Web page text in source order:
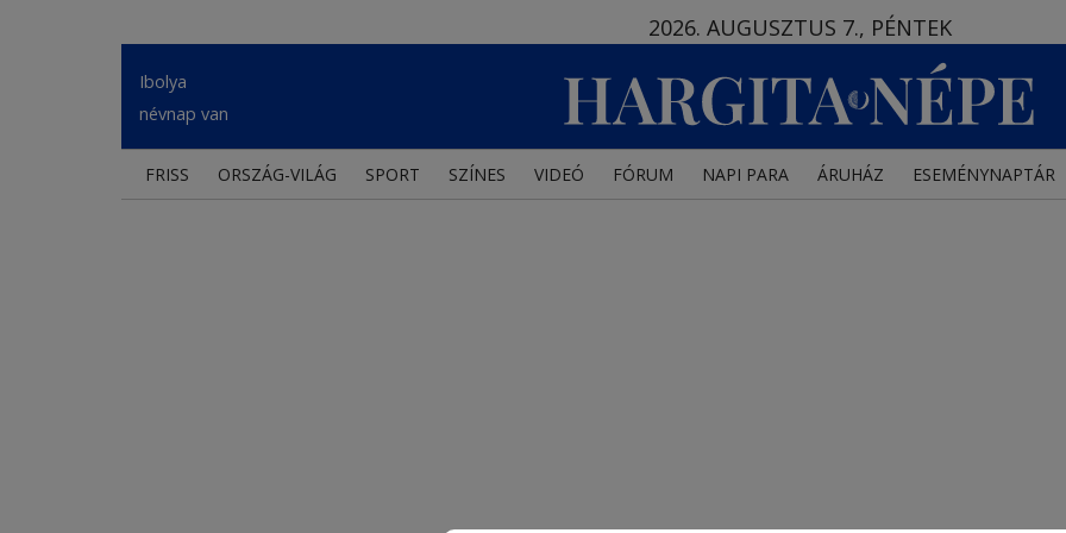
2026. AUGUSZTUS 7., PÉNTEK
Ibolya
névnap van
FRISS ORSZÁG-VILÁG SPORT SZÍNES VIDEÓ FÓRUM NAPI PARA ÁRUHÁZ ESEMÉNYNAPTÁR